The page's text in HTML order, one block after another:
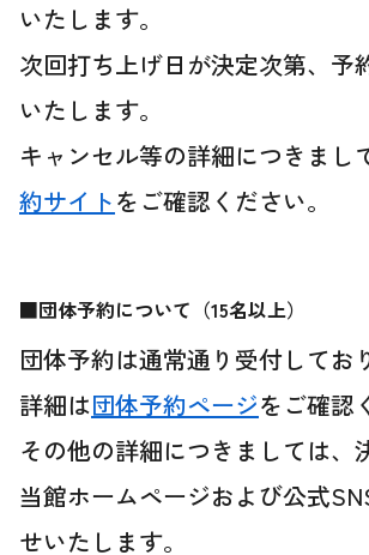
いたします。
次回打ち上げ日が決定次第、予
いたします。
キャンセル等の詳細につきまし
約サイトをご確認ください。
■団体予約について（15名以上）
団体予約は通常通り受付してお
詳細は団体予約ページをご確認
その他の詳細につきましては、
当館ホームページおよび公式
せいたします。